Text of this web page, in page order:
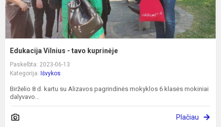
Edukacija Vilnius - tavo kuprinėje
Paskelbta: 2023-06-13
Kategorija: Išvykos
Birželio 8 d. kartu su Alizavos pagrindinės mokyklos 6 klasės mokiniai
dalyvavo...
Plačiau